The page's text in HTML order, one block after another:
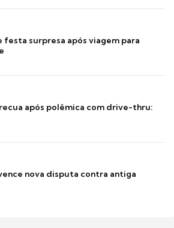
festa surpresa após viagem para
após polêmica com drive-thru:
nova disputa contra antiga